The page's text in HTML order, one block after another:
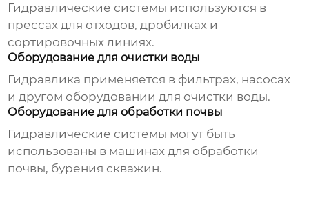
Гидравлические системы используются в
прессах для отходов, дробилках и
сортировочных линиях.
Оборудование для очистки воды
Гидравлика применяется в фильтрах, насосах
и другом оборудовании для очистки воды.
Оборудование для обработки почвы
Гидравлические системы могут быть
использованы в машинах для обработки
почвы, бурения скважин.